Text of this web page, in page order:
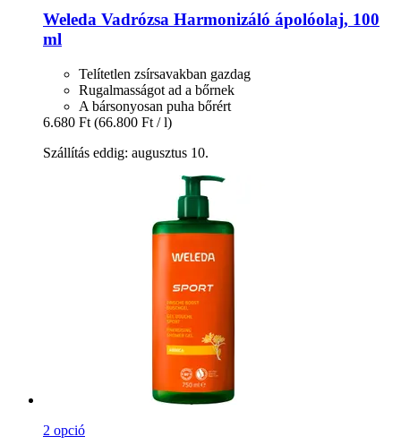
Weleda Vadrózsa Harmonizáló ápolóolaj, 100
ml
Telítetlen zsírsavakban gazdag
Rugalmasságot ad a bőrnek
A bársonyosan puha bőrért
6.680 Ft (66.800 Ft / l)
Szállítás eddig: augusztus 10.
2 opció